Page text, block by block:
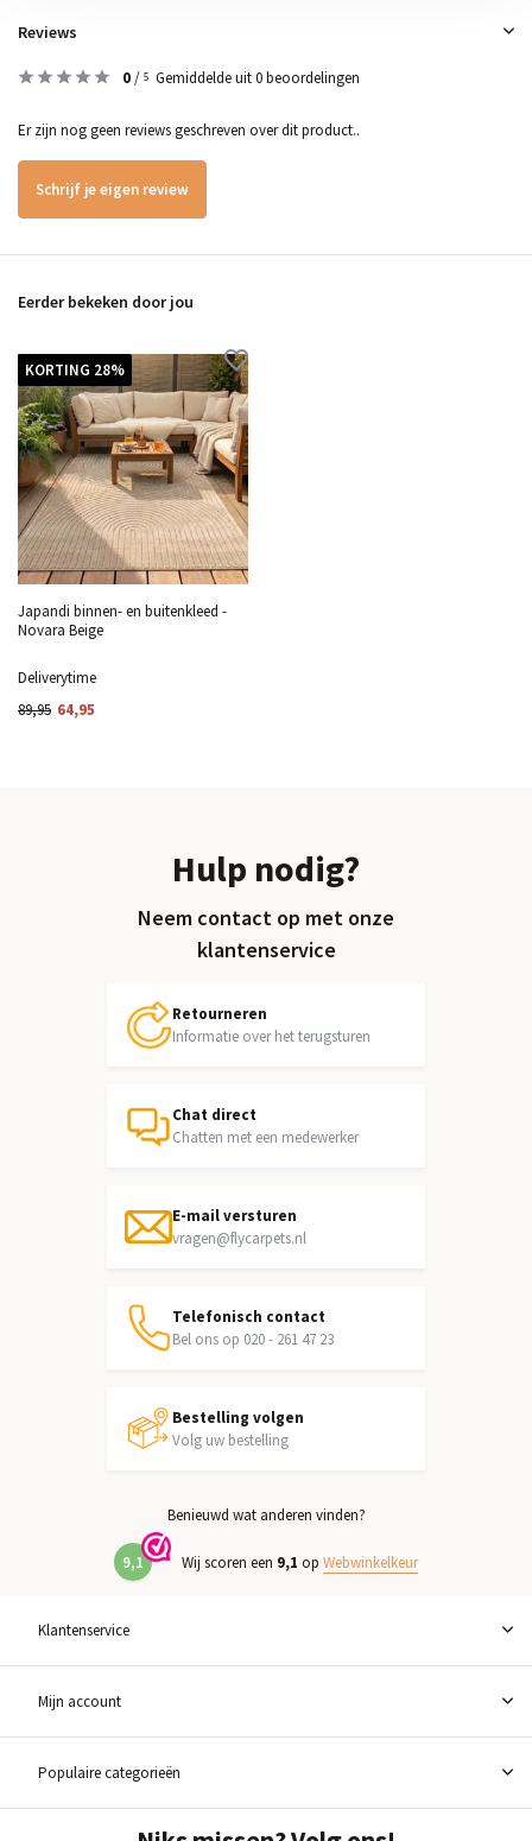
Reviews
0/ 5 Gemiddelde uit 0 beoordelingen
Er zijn nog geen reviews geschreven over dit product..
Schrijf je eigen review
Eerder bekeken door jou
KORTING 28%
Japandi binnen- en buitenkleed -
Novara Beige
Deliverytime
89,95 64,95
Hulp nodig?
Neem contact op met onze
klantenservice
Retourneren
Informatie over het terugsturen
Chat direct
Chatten met een medewerker
E-mail versturen
vragen@flycarpets.nl
Telefonisch contact
Bel ons op 020 - 261 47 23
Bestelling volgen
Volg uw bestelling
Benieuwd wat anderen vinden?
9,1 Wij scoren een 9,1 op Webwinkelkeur
Klantenservice
Mijn account
Populaire categorieën